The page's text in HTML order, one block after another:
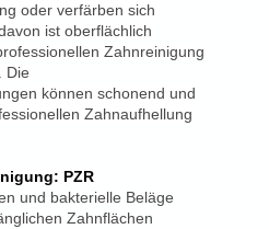
oder verfärben sich
ist oberflächlich
Zahnreinigung
Die
können schonend und
Zahnaufhellung
PZR
und bakterielle Beläge
Zahnflächen